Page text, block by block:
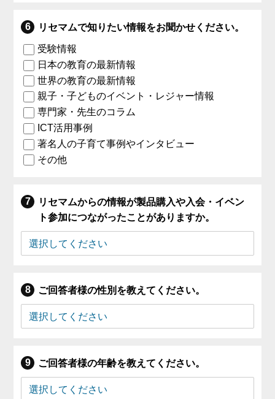
リセマムで知りたい情報をお聞かせください。
受験情報
日本の教育の最新情報
世界の教育の最新情報
親子・子どものイベント・レジャー情報
専門家・先生のコラム
ICT活用事例
著名人の子育て事例やインタビュー
その他
リセマムからの情報が製品購入や入会・イベン
ト参加につながったことがありますか。
ご回答者様の性別を教えてください。
ご回答者様の年齢を教えてください。